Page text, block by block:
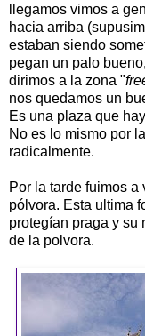
llegamos vimos a
hacia arriba
estaban siendo
pegan un palo
dirimos a la zona "
nos quedamos un
Es una plaza que
No es lo mismo por
radicalmente.
Por la tarde fuimos
pólvora. Esta ultima
protegían praga y su
de la polvora.